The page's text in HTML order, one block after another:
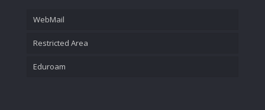
WebMail
Restricted Area
Eduroam